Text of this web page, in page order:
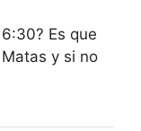
Es que
y si no